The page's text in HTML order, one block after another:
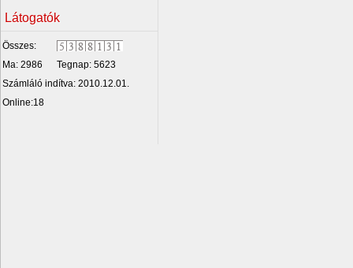
Látogatók
Összes:
Ma: 2986
Tegnap: 5623
Számláló indítva: 2010.12.01.
Online:18